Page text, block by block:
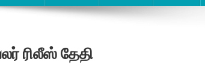
ரிலீஸ் தேதி